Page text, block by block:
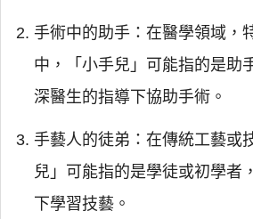
手術中的助手：在醫學領域，
中，「小手兒」可能指的是助
深醫生的指導下協助手術。
手藝人的徒弟：在傳統工藝或
兒」可能指的是學徒或初學者
下學習技藝。